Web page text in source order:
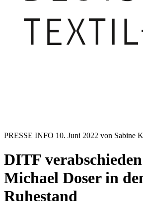
PRESSE INFO 10. Juni 2022 von Sabine
DITF
Michael Doser in
Ruhestand